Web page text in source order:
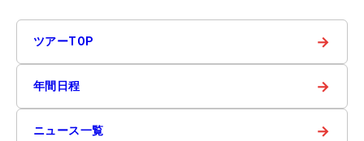
ツアーTOP →
年間日程 →
ニュース一覧 →